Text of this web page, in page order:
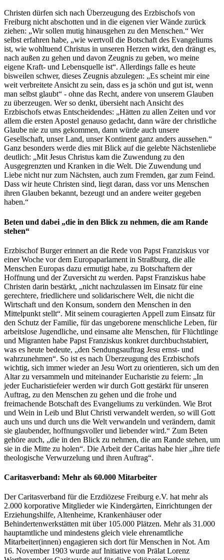
Christen dürfen sich nach Überzeugung des Erzbischofs von
Freiburg nicht abschotten und in die eigenen vier Wände zurück
ziehen: „Wir sollen mutig hinausgehen zu den Menschen.“ Wer
selbst erfahren habe, „wie wertvoll die Botschaft des Evangeliums
ist, wie wohltuend Christus in unseren Herzen wirkt, den drängt es,
nach außen zu gehen und davon Zeugnis zu geben, wo meine
eigene Kraft- und Lebensquelle ist“. Allerdings falle es heute
bisweilen schwer, dieses Zeugnis abzulegen: „Es scheint mir eine
weit verbreitete Ansicht zu sein, dass es ja schön und gut ist, wenn
man selbst glaubt“ - ohne das Recht, andere von unserem Glauben
zu überzeugen. Wer so denkt, übersieht nach Ansicht des
Erzbischofs etwas Entscheidendes: „Hätten zu allen Zeiten und vor
allem die ersten Apostel genauso gedacht, dann wäre der christliche
Glaube nie zu uns gekommen, dann würde auch unsere
Gesellschaft, unser Land, unser Kontinent ganz anders aussehen.“
Ganz besonders werde dies mit Blick auf die gelebte Nächstenliebe
deutlich: „Mit Jesus Christus kam die Zuwendung zu den
Ausgegrenzten und Kranken in die Welt. Die Zuwendung und
Liebe nicht nur zum Nächsten, auch zum Fremden, gar zum Feind.
Dass wir heute Christen sind, liegt daran, dass vor uns Menschen
ihren Glauben bekannt, bezeugt und an andere weiter gegeben
haben.“
Beten und dabei „die in den Blick zu nehmen, die am Rande
stehen“
Erzbischof Burger erinnert an die Rede von Papst Franziskus vor
einer Woche vor dem Europaparlament in Straßburg, die alle
Menschen Europas dazu ermutigt habe, zu Botschaftern der
Hoffnung und der Zuversicht zu werden. Papst Franziskus habe
Christen darin bestärkt, „nicht nachzulassen im Einsatz für eine
gerechtere, friedlichere und solidarischere Welt, die nicht die
Wirtschaft und den Konsum, sondern den Menschen in den
Mittelpunkt stellt“. Mit seinem couragierten Appell zum Einsatz für
den Schutz der Familie, für das ungeborene menschliche Leben, für
arbeitslose Jugendliche, und einsame alte Menschen, für Flüchtlinge
und Migranten habe Papst Franziskus konkret durchbuchstabiert,
was es heute bedeute, „den Sendungsauftrag Jesu ernst- und
wahrzunehmen“. So ist es nach Überzeugung des Erzbischofs
wichtig, sich immer wieder an Jesu Wort zu orientieren, sich um den
Altar zu versammeln und miteinander Eucharistie zu feiern: „In
jeder Eucharistiefeier werden wir durch Gott gestärkt für unseren
Auftrag, zu den Menschen zu gehen und die frohe und
freimachende Botschaft des Evangeliums zu verkünden. Wie Brot
und Wein in Leib und Blut Christi verwandelt werden, so will Gott
auch uns und durch uns die Welt verwandeln und verändern, damit
sie glaubender, hoffnungsvoller und liebender wird.“ Zum Beten
gehöre auch, „die in den Blick zu nehmen, die am Rande stehen, um
sie in die Mitte zu holen“. Die Arbeit der Caritas habe hier „ihre tiefe
theologische Verwurzelung und ihren Auftrag“.
Caritasverband: Mehr als 60.000 Mitarbeiter
Der Caritasverband für die Erzdiözese Freiburg e.V. hat mehr als
2.000 korporative Mitglieder wie Kindergärten, Einrichtungen der
Erziehungshilfe, Altenheime, Krankenhäuser oder
Behindertenwerkstätten mit über 105.000 Plätzen. Mehr als 31.000
hauptamtliche und mindestens gleich viele ehrenamtliche
Mitarbeiter(innen) engagieren sich dort für Menschen in Not. Am
16. November 1903 wurde auf Initiative von Prälat Lorenz